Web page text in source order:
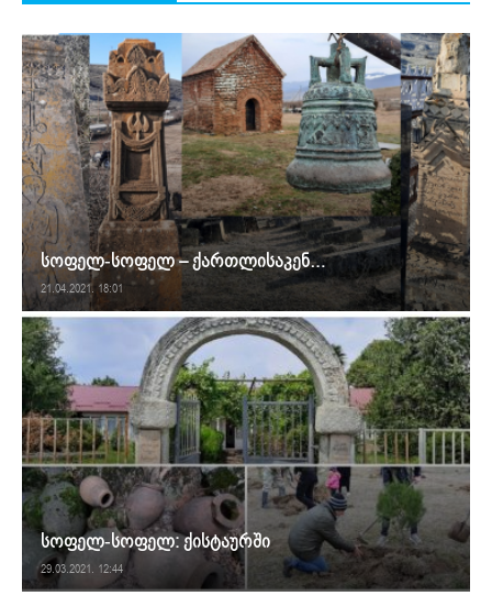
სოფელ-სოფელ – ქართლისაკენ…
21.04.2021. 18:01
სოფელ-სოფელ: ქისტაურში
29.03.2021. 12:44